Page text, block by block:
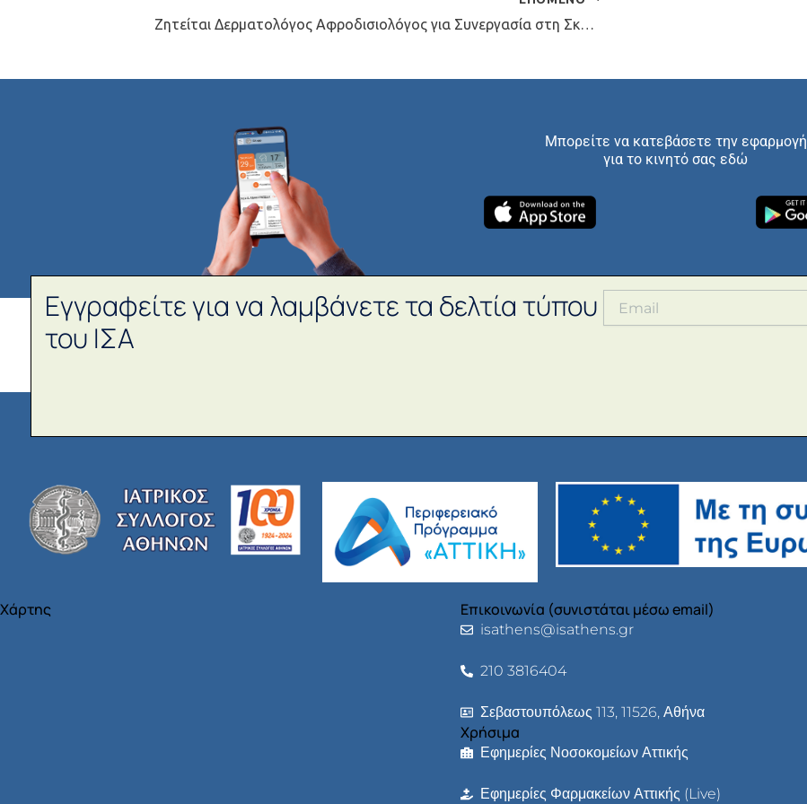
Ζητείται Δερματολόγος Αφροδισιολόγος για Συνεργασία στη Σκάλα Λακωνίας
Μπορείτε να κατεβάσετε την εφαρμογή
για το κινητό σας εδώ
Εγγραφείτε για να λαμβάνετε τα δελτία τύπου
του ΙΣΑ
Χάρτης Επικοινωνία (συνιστάται μέσω email)
isathens@isathens.gr
210 3816404
Σεβαστουπόλεως 113, 11526, Αθήνα
Χρήσιμα
Εφημερίες Νοσοκομείων Αττικής
Εφημερίες Φαρμακείων Αττικής (Live)